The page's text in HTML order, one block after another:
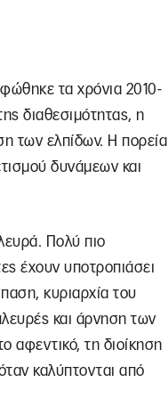
τα χρόνια 2010-
διαθεσιμότητας, η
των ελπίδων. Η πορεία
δυνάμεων και
Πολύ πιο
έχουν υποτροπιάσει
κυριαρχία του
και άρνηση των
αφεντικό, τη διοίκηση
καλύπτονται από